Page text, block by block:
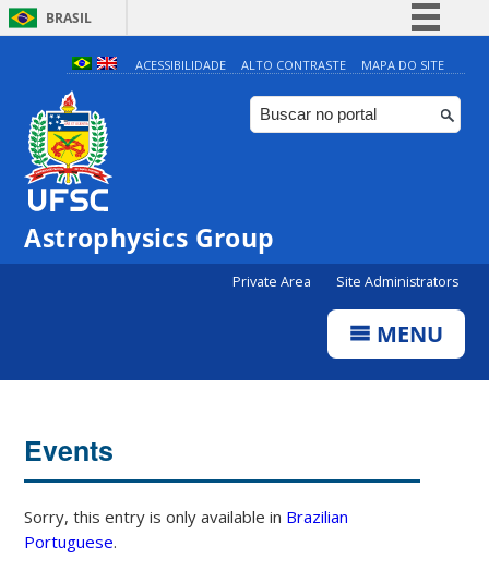
BRASIL
Simplifique!
Comunica BR
Participe
ACESSIBILIDADE ALTO CONTRASTE MAPA DO SITE
Astrophysics Group
Private Area Site Administrators
MENU
Events
Sorry, this entry is only available in Brazilian
Portuguese.
4:00
5:00